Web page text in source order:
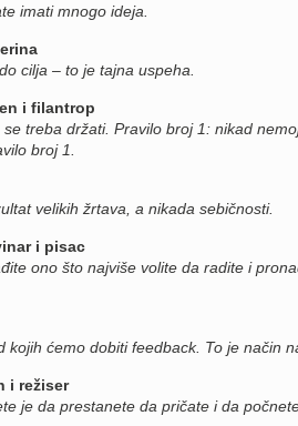
imati mnogo ideja.
cilja – to je tajna uspeha.
i filantrop
treba držati. Pravilo broj 1: nikad
broj 1.
velikih žrtava, a nikada sebičnosti.
i pisac
ono što najviše volite da radite i
kojih ćemo dobiti feedback. To je način
i režiser
je da prestanete da pričate i da